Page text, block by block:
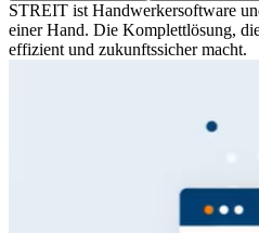
STREIT ist Handwerkersoftware
einer Hand. Die Komplettlösung,
effizient und zukunftssicher macht.